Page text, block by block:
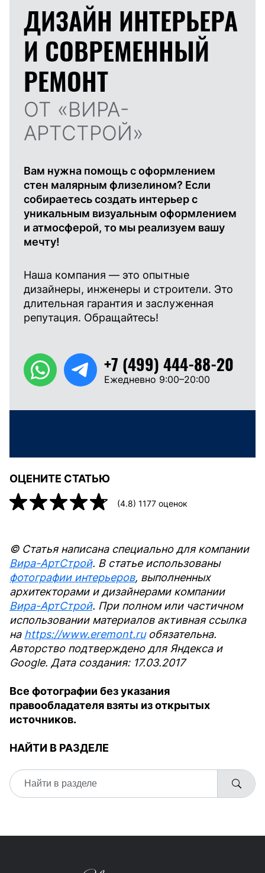
ДИЗАЙН ИНТЕРЬЕРА
И СОВРЕМЕННЫЙ
РЕМОНТ
ОТ «ВИРА-
АРТСТРОЙ»
Вам нужна помощь с оформлением
стен малярным флизелином? Если
собираетесь создать интерьер с
уникальным визуальным оформлением
и атмосферой, то мы реализуем вашу
мечту!
Наша компания — это опытные
дизайнеры, инженеры и строители. Это
длительная гарантия и заслуженная
репутация. Обращайтесь!
+7 (499) 444-88-20
Ежедневно 9:00–20:00
ОЦЕНИТЕ СТАТЬЮ
(4.8) 1177 оценок
© Статья написана специально для компании
Вира-АртСтрой. В статье использованы
фотографии интерьеров, выполненных
архитекторами и дизайнерами компании
Вира-АртСтрой. При полном или частичном
использовании материалов активная ссылка
на https://www.eremont.ruобязательна.
Авторство подтверждено для Яндекса и
Google. Дата создания: 17.03.2017
Все фотографии без указания
правообладателя взяты из открытых
источников.
НАЙТИ В РАЗДЕЛЕ